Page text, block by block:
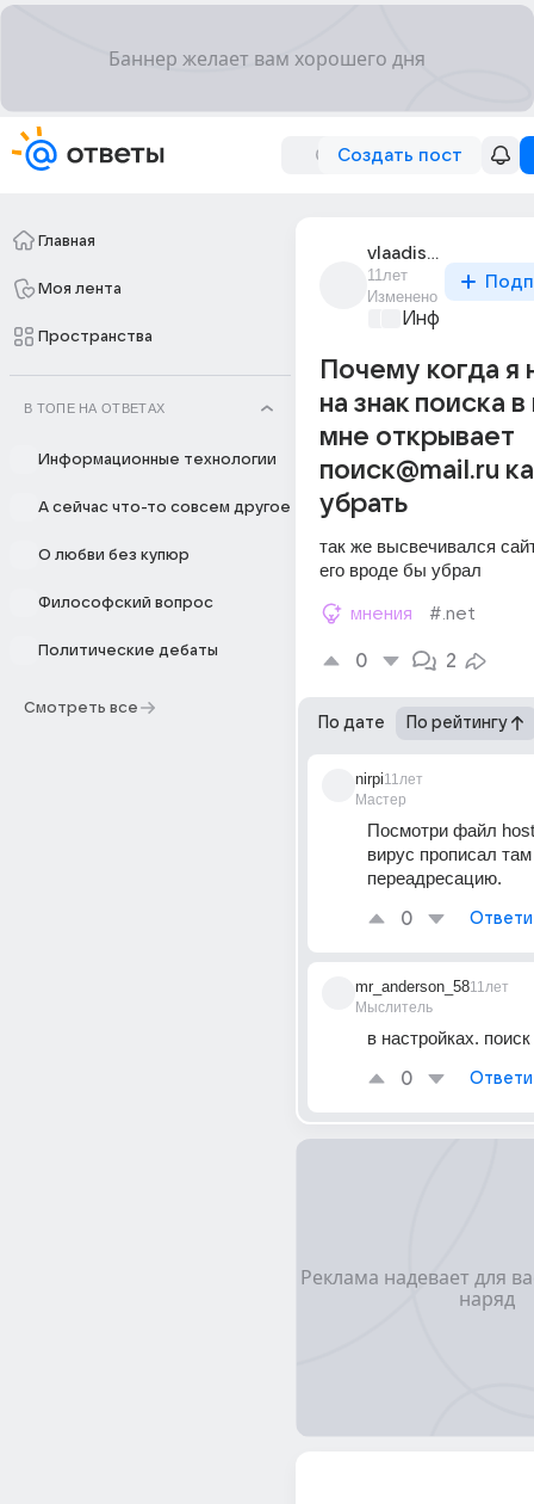
Создать пост
Главная
Моя лента
Пространства
В ТОПЕ НА ОТВЕТАХ
Информационные технологии
А сейчас что-то совсем другое
О любви без купюр
Философский вопрос
Политические дебаты
Смотреть все
vlaadislav_korzh
11лет
Изменено
Почему когда
на знак поиска в
мне открывает
поиск@mail.ru
убрать
так же высвечивался
его вроде бы убрал
мнения #.net
0 2
По дате По рейтингу
nirpi
Мастер
11лет
Посмотри файл
вирус прописал там
переадресацию.
0
mr_anderson_58
Мыслитель
11лет
в настройках. поиск
0